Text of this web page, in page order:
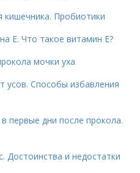
кишечника. Пробиотики
E. Что такое витамин Е?
мочки уха
усов. Способы избавления
первые дни после прокола.
Достоинства и недостатки